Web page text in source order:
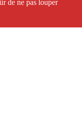
de ne pas louper